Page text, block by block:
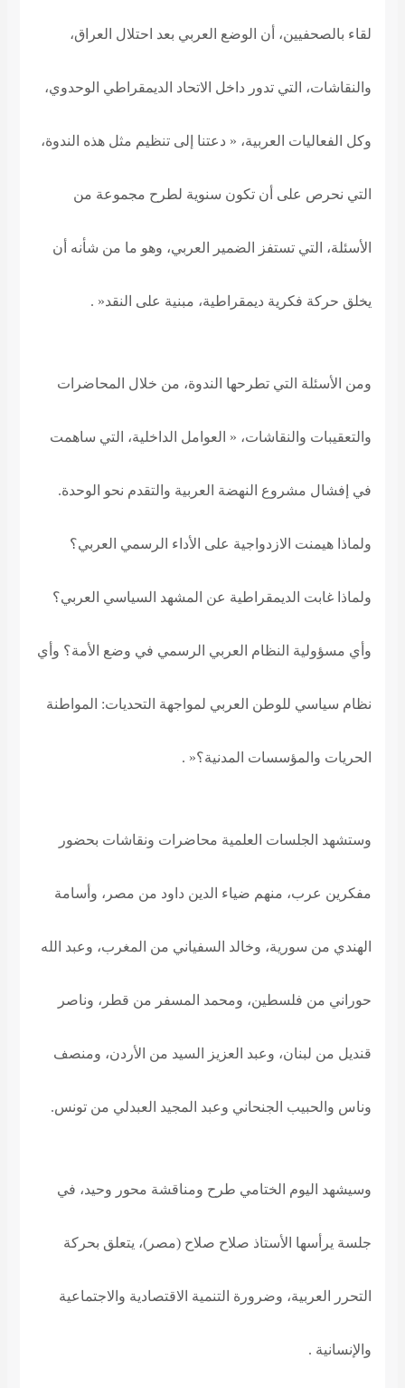
لقاء بالصحفيين، أن الوضع العربي بعد احتلال العراق،
والنقاشات، التي تدور داخل الاتحاد الديمقراطي الوحدوي،
وكل الفعاليات العربية، « دعتنا إلى تنظيم مثل هذه الندوة،
التي نحرص على أن تكون سنوية لطرح مجموعة من
الأسئلة، التي تستفز الضمير العربي، وهو ما من شأنه أن
يخلق حركة فكرية ديمقراطية، مبنية على النقد« .
ومن الأسئلة التي تطرحها الندوة، من خلال المحاضرات
والتعقيبات والنقاشات، « العوامل الداخلية، التي ساهمت
في إفشال مشروع النهضة العربية والتقدم نحو الوحدة.
ولماذا هيمنت الازدواجية على الأداء الرسمي العربي؟
ولماذا غابت الديمقراطية عن المشهد السياسي العربي؟
وأي مسؤولية النظام العربي الرسمي في وضع الأمة؟ وأي
نظام سياسي للوطن العربي لمواجهة التحديات: المواطنة
الحريات والمؤسسات المدنية؟« .
وستشهد الجلسات العلمية محاضرات ونقاشات بحضور
مفكرين عرب، منهم ضياء الدين داود من مصر، وأسامة
الهندي من سورية، وخالد السفياني من المغرب، وعبد الله
حوراني من فلسطين، ومحمد المسفر من قطر، وناصر
قنديل من لبنان، وعبد العزيز السيد من الأردن، ومنصف
وناس والحبيب الجنحاني وعبد المجيد العبدلي من تونس.
وسيشهد اليوم الختامي طرح ومناقشة محور وحيد، في
جلسة يرأسها الأستاذ صلاح صلاح (مصر)، يتعلق بحركة
التحرر العربية، وضرورة التنمية الاقتصادية والاجتماعية
والإنسانية .